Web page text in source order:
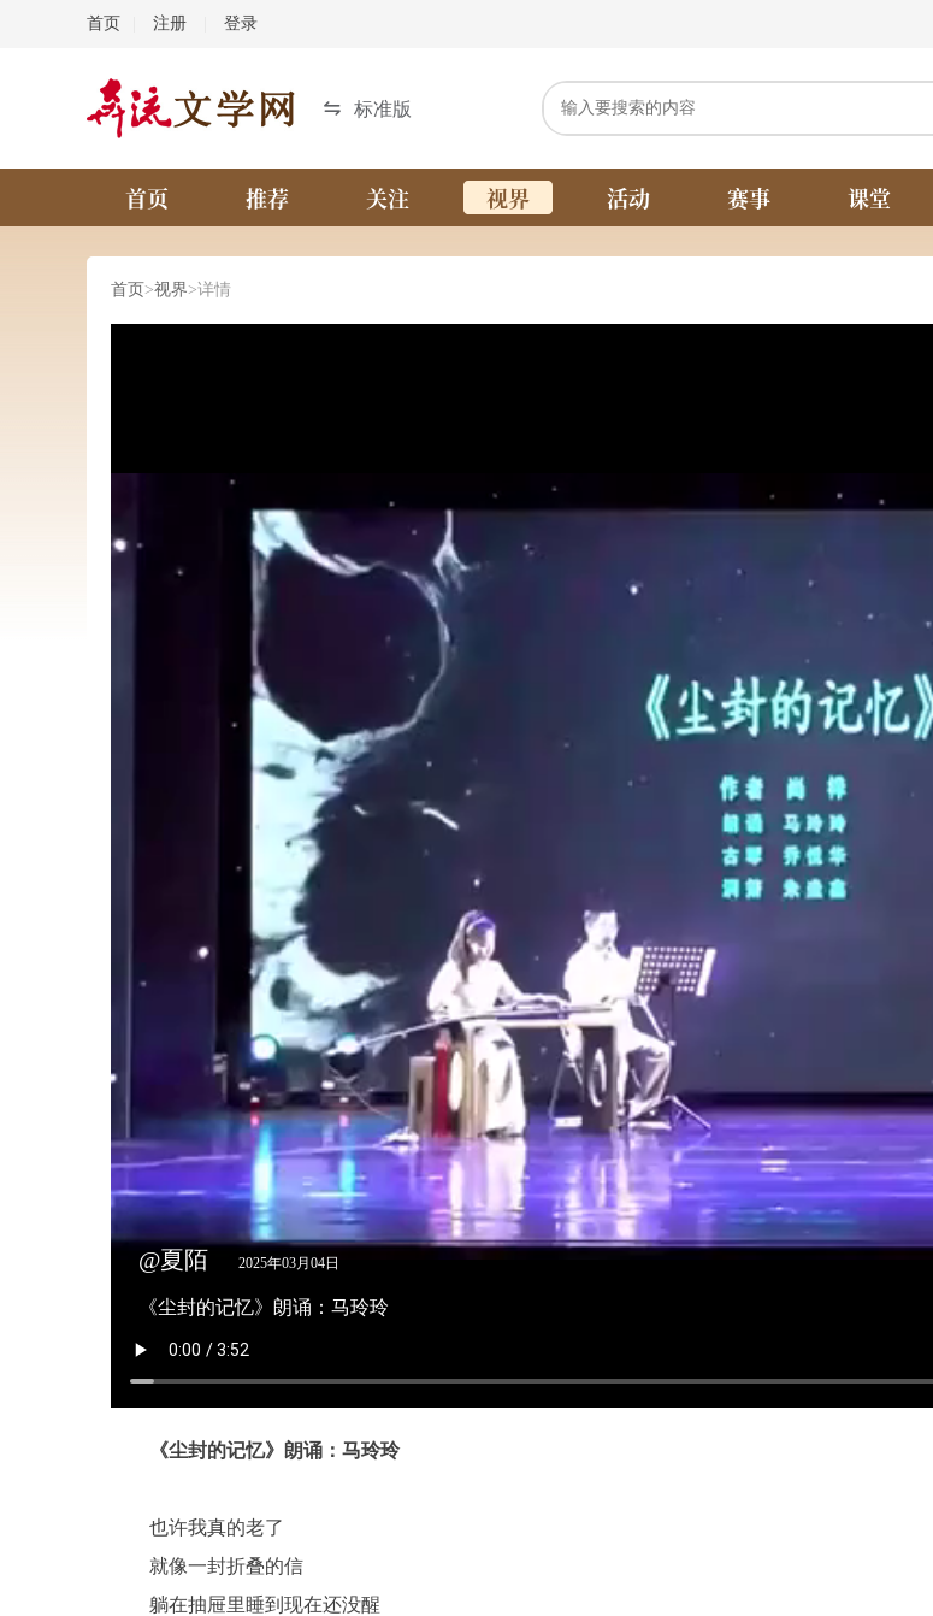
首页 注册 登录
标准版
首页 推荐 关注 视界 活动 赛事 课堂
首页 >视界>详情
@夏陌 2025年03月04日
《尘封的记忆》朗诵：马玲玲
《尘封的记忆》朗诵：马玲玲
也许我真的老了
就像一封折叠的信
躺在抽屉里睡到现在还没醒